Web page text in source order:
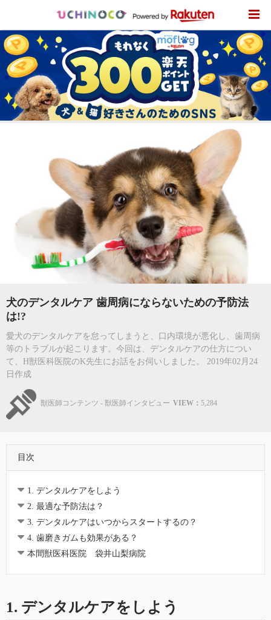
犬のデンタルケア 歯周病にならないための予防法
は!?
愛犬のデンタルケアを怠ってしまうと、口内環境が悪化し、歯周病
等のトラブルが起こります。今回は、デンタルケアの仕方につい
て、H獣医科医院のK先生にお話をお伺いしました。 2019年02月24
日作成
獣医師コンテンツ - 獣医師インタビュー VIEW： 5,284
目次
1. デンタルケアをしよう
2. 最適な予防法は？
3. デンタルケアはいつからスタートするの？
4. 歯磨きガムも効果がある？
本間獣医科医院 袋井山梨病院
1. デンタルケアをしよう